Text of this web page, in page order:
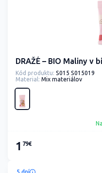
DRAŽÉ – BIO Maliny v
Kód produktu: S015 S015019
Material: Mix materiálov
1 79€